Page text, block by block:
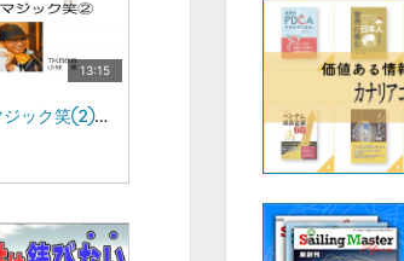
13:15
小林孝のマジック笑②TKB68 小林 孝